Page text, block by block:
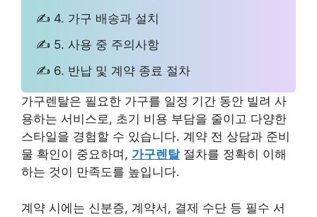
✍ 4. 가구 배송과 설치
✍ 5. 사용 중 주의사항
✍ 6. 반납 및 계약 종료 절차
가구렌탈은 필요한 가구를 일정 기간 동안 빌려 사
용하는 서비스로, 초기 비용 부담을 줄이고 다양한
스타일을 경험할 수 있습니다. 계약 전 상담과 준비
물 확인이 중요하며, 가구렌탈절차를 정확히 이해
하는 것이 만족도를 높입니다.
계약 시에는 신분증, 계약서, 결제 수단 등 필수 서